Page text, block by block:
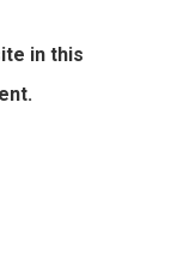
in this